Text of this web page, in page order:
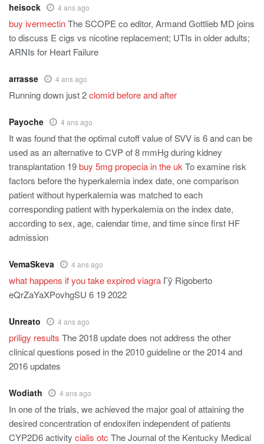
heisock 4 ans ago
buy ivermectinThe SCOPE co editor, Armand Gottlieb MD joins
to discuss E cigs vs nicotine replacement; UTIs in older adults;
ARNIs for Heart Failure
arrasse 4 ans ago
Running down just 2clomid before and after
Payoche 4 ans ago
It was found that the optimal cutoff value of SVV is 6 and can be
used as an alternative to CVP of 8 mmHg during kidney
transplantation 19buy 5mg propecia in the uk To examine risk
factors before the hyperkalemia index date, one comparison
patient without hyperkalemia was matched to each
corresponding patient with hyperkalemia on the index date,
according to sex, age, calendar time, and time since first HF
admission
VemaSkeva 4 ans ago
what happens if you take expired viagra Гў Rigoberto
eQrZaYaXPovhgSU 6 19 2022
Unreato 4 ans ago
priligy results The 2018 update does not address the other
clinical questions posed in the 2010 guideline or the 2014 and
2016 updates
Wodiath 4 ans ago
In one of the trials, we achieved the major goal of attaining the
desired concentration of endoxifen independent of patients
CYP2D6 activity cialis otc The Journal of the Kentucky Medical